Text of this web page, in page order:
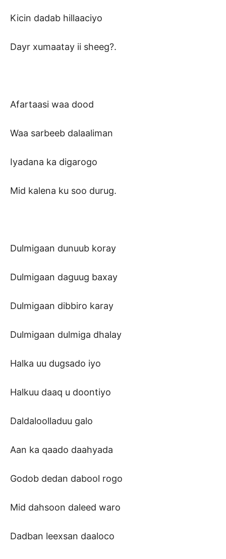
Kicin dadab hillaaciyo
Dayr xumaatay ii sheeg?.
Afartaasi waa dood
Waa sarbeeb dalaaliman
Iyadana ka digarogo
Mid kalena ku soo durug.
Dulmigaan dunuub koray
Dulmigaan daguug baxay
Dulmigaan dibbiro karay
Dulmigaan dulmiga dhalay
Halka uu dugsado iyo
Halkuu daaq u doontiyo
Daldaloolladuu galo
Aan ka qaado daahyada
Godob dedan dabool rogo
Mid dahsoon daleed waro
Dadban leexsan daaloco